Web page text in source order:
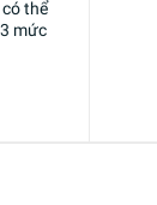
thể
mức
thể